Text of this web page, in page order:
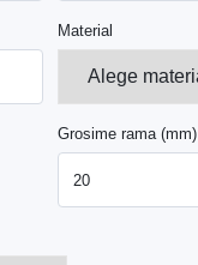
Material
Grosime rama (mm)